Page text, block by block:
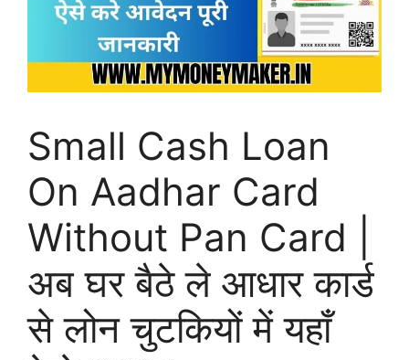
Small Cash Loan
On Aadhar Card
Without Pan Card |
अब घर बैठे ले आधार कार्ड
से लोन चुटकियों में यहाँ